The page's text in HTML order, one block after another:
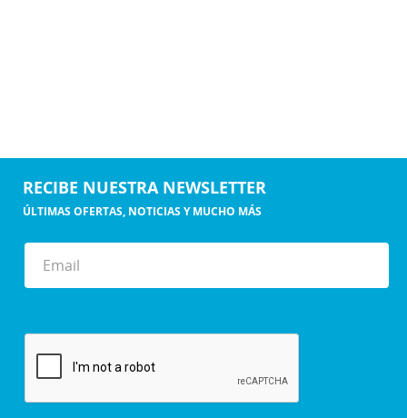
RECIBE NUESTRA NEWSLETTER
ÚLTIMAS OFERTAS, NOTICIAS Y MUCHO MÁS